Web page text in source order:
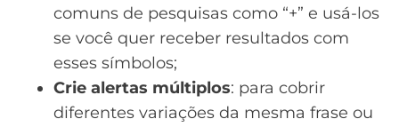
comuns de pesquisas como “+” e usá-los
se você quer receber resultados com
esses símbolos;
Crie alertas múltiplos: para cobrir
diferentes variações da mesma frase ou